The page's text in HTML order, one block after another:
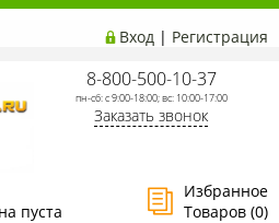
Вход | Регистрация
8-800-500-10-37
пн-сб: с 9:00-18:00; вс: 10:00-17:00
Заказать звонок
Избранное
Товаров (0)
пуста